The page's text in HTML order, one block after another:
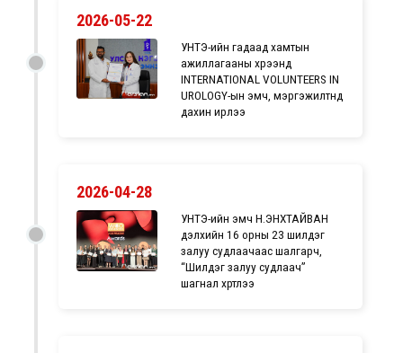
2026-05-22
УНТЭ-ийн гадаад хамтын
ажиллагааны хүрээнд
INTERNATIONAL VOLUNTEERS IN
UROLOGY-ын эмч, мэргэжилтнүүд
дахин ирлээ
2026-04-28
УНТЭ-ийн эмч Н.ЭНХТАЙВАН
дэлхийн 16 орны 23 шилдэг
залуу судлаачаас шалгарч,
“Шилдэг залуу судлаач”
шагнал хүртлээ